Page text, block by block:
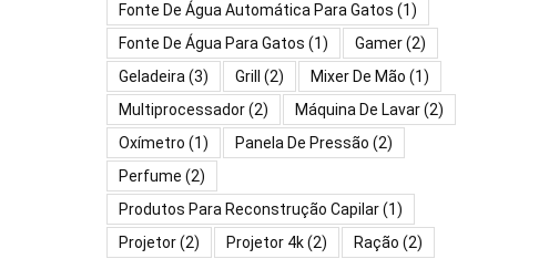
Fonte De Água Automática Para Gatos (1)
Fonte De Água Para Gatos (1) Gamer(2)
Geladeira (3) Grill (2) Mixer De Mão (1)
Multiprocessador(2) Máquina De Lavar(2)
Oxímetro (1) Panela De Pressão (2)
Perfume (2)
Produtos Para Reconstrução Capilar(1)
Projetor(2) Projetor 4k(2) Ração (2)